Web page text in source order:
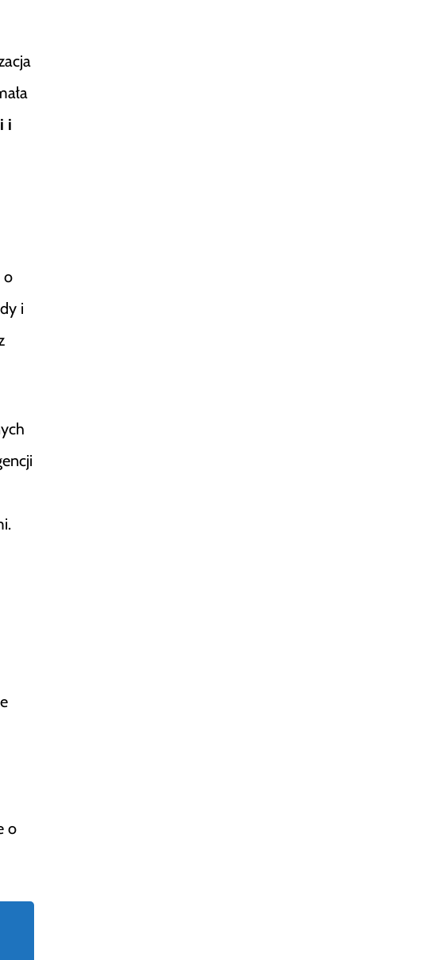
i
o
i
o